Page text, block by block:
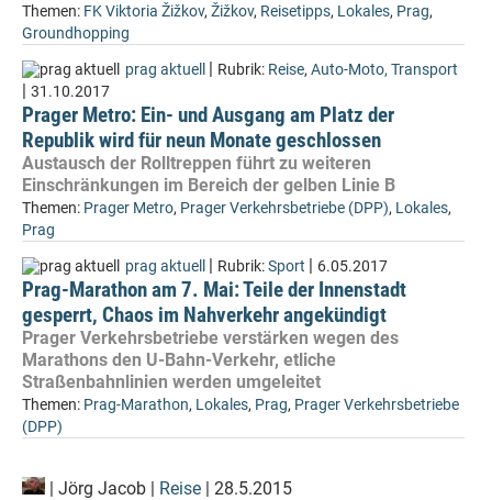
Themen: FK Viktoria Žižkov, Žižkov, Reisetipps, Lokales, Prag,
Groundhopping
prag aktuell | Rubrik: Reise, Auto-Moto, Transport
| 31.10.2017
Prager Metro: Ein- und Ausgang am Platz der
Republik wird für neun Monate geschlossen
Austausch der Rolltreppen führt zu weiteren
Einschränkungen im Bereich der gelben Linie B
Themen: Prager Metro, Prager Verkehrsbetriebe (DPP), Lokales,
Prag
prag aktuell | Rubrik:Sport | 6.05.2017
Prag-Marathon am 7. Mai: Teile der Innenstadt
gesperrt, Chaos im Nahverkehr angekündigt
Prager Verkehrsbetriebe verstärken wegen des
Marathons den U-Bahn-Verkehr, etliche
Straßenbahnlinien werden umgeleitet
Themen: Prag-Marathon, Lokales, Prag, Prager Verkehrsbetriebe
(DPP)
| Jörg Jacob | Reise | 28.5.2015